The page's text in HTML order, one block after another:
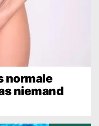
normale
niemand